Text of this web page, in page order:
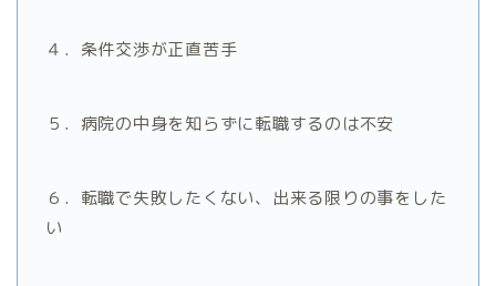
４． 条件交渉が正直苦手
５．病院の中身を知らずに転職するのは不安
６．転職で失敗したくない、出来る限りの事をした
い